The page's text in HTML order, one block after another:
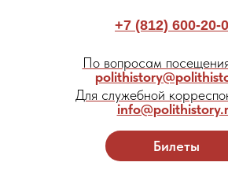
Билеты
+7 (812) 600-20-
По вопросам
Для служебной